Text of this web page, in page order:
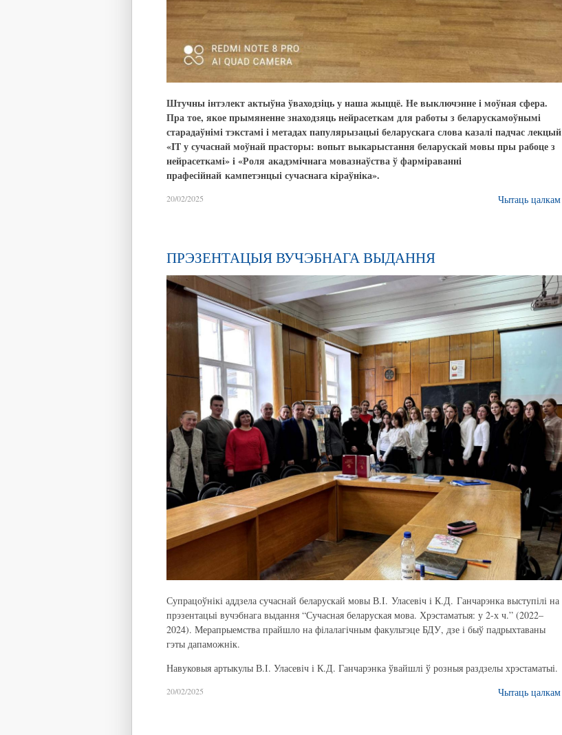
Штучны інтэлект актыўна ўваходзіць у наша жыццё. Не выключэнне і моўная сфера.
Пра тое, якое прымяненне знаходзяць нейрасеткам для работы з беларускамоўнымі
старадаўнімі тэкстамі і метадах папулярызацыі беларускага слова казалі падчас лекцый
«ITу сучаснай моўнай прасторы: вопыт выкарыстання беларускай мовы пры рабоце з
нейрасеткамі» і «Роля акадэмічнага мовазнаўства ў фарміраванні
прафесійнай кампетэнцыі сучаснага кіраўніка».
20/02/2025 Чытаць цалкам
ПРЭЗЕНТАЦЫЯ ВУЧЭБНАГА ВЫДАННЯ
Супрацоўнікі аддзела сучаснай беларускай мовы В.І. Уласевіч і К.Д. Ганчарэнка выступілі на
прэзентацыі вучэбнага выдання “Сучасная беларуская мова. Хрэстаматыя: у 2-х ч.” (2022–
2024). Мерапрыемства прайшло на філалагічным факультэце БДУ, дзе і быў падрыхтаваны
гэты дапаможнік.
Навуковыя артыкулы В.І. Уласевіч і К.Д. Ганчарэнка ўвайшлі ў розныя раздзелы хрэстаматыі.
20/02/2025 Чытаць цалкам